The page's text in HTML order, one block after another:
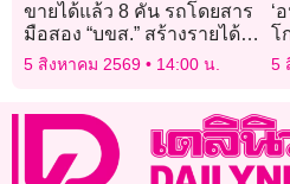
ขายได้แล้ว 8 คัน รถโดยสาร
มือสอง “บขส.” สร้างรายได้
4.4 ล้านบาท “MAN” ราคา
5 สิงหาคม 2569 14:00 น.
‘
โ
ป
5